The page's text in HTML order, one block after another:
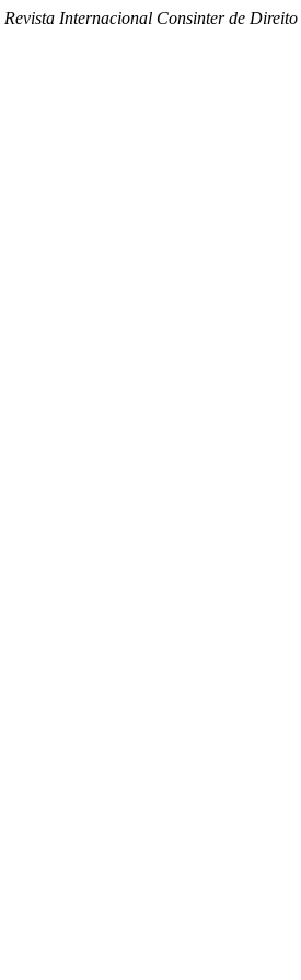
Revista Internacional Consinter de Direito